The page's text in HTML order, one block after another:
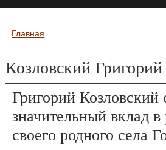
Вы здесь
Главная
Козловский
Григорий Козловский
значительный вклад в
своего родного села